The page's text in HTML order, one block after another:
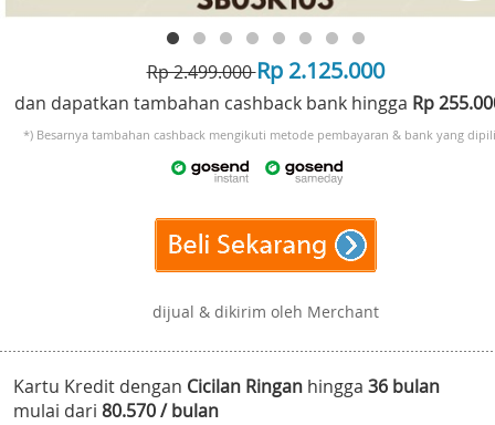
Rp 2.499.000Rp 2.125.000
dan dapatkan tambahan cashback bank hingga Rp
*) Besarnya tambahan cashback mengikuti metode pembayaran & bank yang
dijual & dikirim oleh Merchant
Kartu Kredit dengan Cicilan Ringan hingga 36 bulan
mulai dari 80.570 / bulan